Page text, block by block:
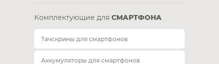
Комплектующие для СМАРТФОНА
Тачскрины для смартфонов
Аккумуляторы для смартфонов